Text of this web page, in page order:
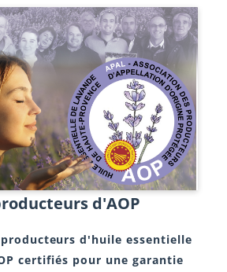
d'AOP
d'huile essentielle
certifiés pour une garantie